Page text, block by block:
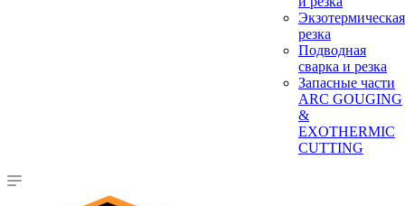
Экзотермическая
резка
Подводная
сварка и резка
Запасные части
ARC GOUGING
&
EXOTHERMIC
CUTTING